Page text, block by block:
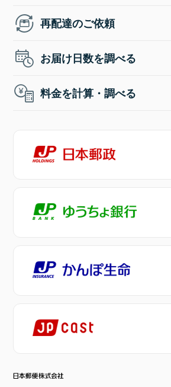
再配達のご依頼
お届け日数を調べる
料金を計算・調べる